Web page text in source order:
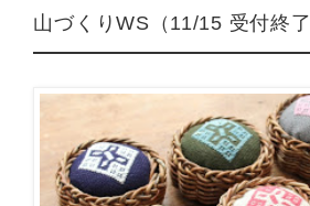
山づくりWS（11/15 受付終了